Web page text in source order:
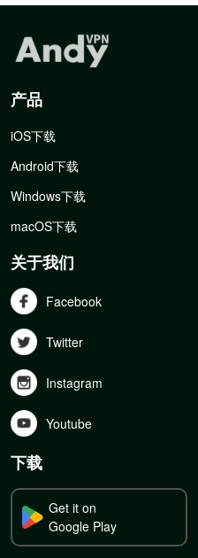
产品
iOS下载
Android下载
Windows下载
macOS下载
关于我们
Facebook
Twitter
Instagram
Youtube
下载
Get it on
Google Play